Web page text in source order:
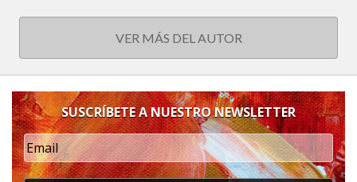
VER MÁS DEL AUTOR
SUSCRÍBETE A NUESTRO NEWSLETTER